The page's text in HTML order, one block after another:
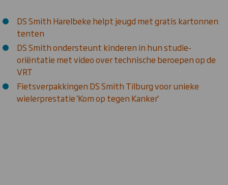
DS Smith Harelbeke helpt jeugd met gratis kartonnen
tenten
DS Smith ondersteunt kinderen in hun studie-
oriëntatie met video over technische beroepen op de
VRT
Fietsverpakkingen DS Smith Tilburg voor unieke
wielerprestatie 'Kom op tegen Kanker'